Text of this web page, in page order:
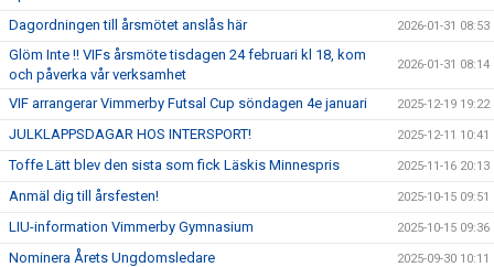
Dagordningen till årsmötet anslås här 2026-01-31 08:53
Glöm Inte !! VIFs årsmöte tisdagen 24 februari kl 18, kom
och påverka vår verksamhet
2026-01-31 08:14
VIF arrangerar Vimmerby Futsal Cup söndagen 4e januari 2025-12-19 19:22
JULKLAPPSDAGAR HOS INTERSPORT! 2025-12-11 10:41
Toffe Lätt blev den sista som fick Läskis Minnespris 2025-11-16 20:13
Anmäl dig till årsfesten! 2025-10-15 09:51
LIU-information Vimmerby Gymnasium 2025-10-15 09:36
Nominera Årets Ungdomsledare 2025-09-30 10:11